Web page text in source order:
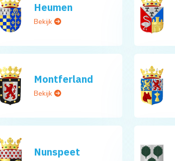
Heumen
Bekijk
Montferland
Bekijk
Nunspeet